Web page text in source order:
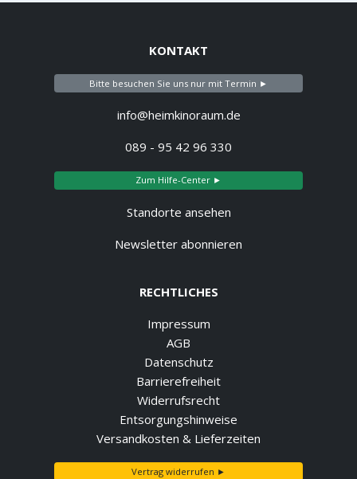
KONTAKT
Bitte besuchen Sie uns nur mit Termin ►
info@heimkinoraum.de
089 - 95 42 96 330
Zum Hilfe-Center ►
Standorte ansehen
Newsletter abonnieren
RECHTLICHES
Impressum
AGB
Datenschutz
Barrierefreiheit
Widerrufsrecht
Entsorgungshinweise
Versandkosten & Lieferzeiten
Vertrag widerrufen ►